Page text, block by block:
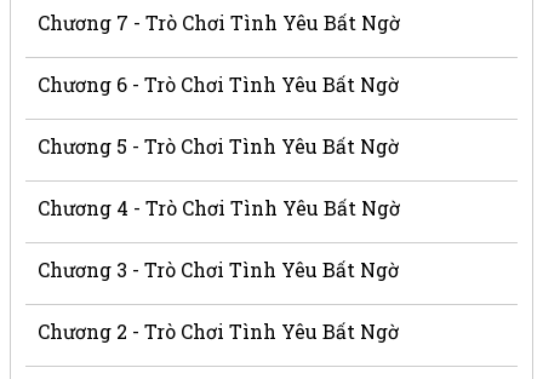
Chương 7 - Trò Chơi Tình Yêu Bất Ngờ
Chương 6 - Trò Chơi Tình Yêu Bất Ngờ
Chương 5 - Trò Chơi Tình Yêu Bất Ngờ
Chương 4 - Trò Chơi Tình Yêu Bất Ngờ
Chương 3 - Trò Chơi Tình Yêu Bất Ngờ
Chương 2 - Trò Chơi Tình Yêu Bất Ngờ